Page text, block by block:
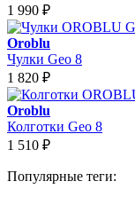
1 990 ₽
Oroblu
Чулки Geo 8
1 820 ₽
Oroblu
Колготки Geo 8
1 510 ₽
Популярные теги: